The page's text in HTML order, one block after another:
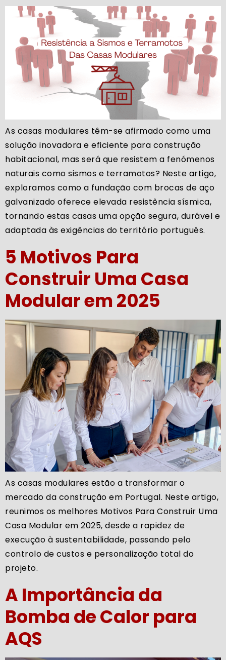
As casas modulares têm-se afirmado como uma
solução inovadora e eficiente para construção
habitacional, mas será que resistem a fenómenos
naturais como sismos e terramotos? Neste artigo,
exploramos como a fundação com brocas de aço
galvanizado oferece elevada resistência sísmica,
tornando estas casas uma opção segura, durável e
adaptada às exigências do território português.
5 Motivos Para
Construir Uma Casa
Modular em 2025
As casas modulares estão a transformar o
mercado da construção em Portugal. Neste artigo,
reunimos os melhores Motivos Para Construir Uma
Casa Modular em 2025, desde a rapidez de
execução à sustentabilidade, passando pelo
controlo de custos e personalização total do
projeto.
A Importância da
Bomba de Calor para
AQS